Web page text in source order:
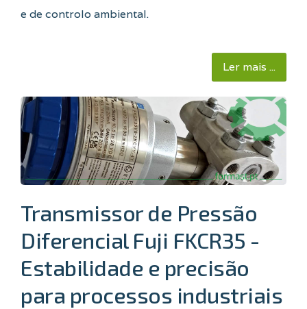
e de controlo ambiental.
Ler mais ...
Transmissor de Pressão
Diferencial Fuji FKCR35 -
Estabilidade e precisão
para processos industriais